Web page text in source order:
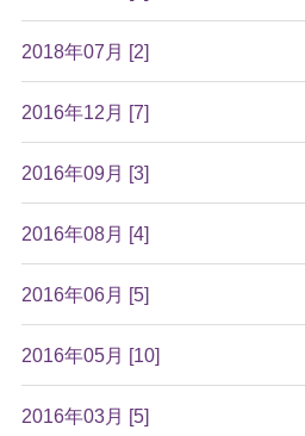
2018年07月 [2]
2016年12月 [7]
2016年09月 [3]
2016年08月 [4]
2016年06月 [5]
2016年05月 [10]
2016年03月 [5]